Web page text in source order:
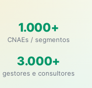
1.000+
CNAEs / segmentos
3.000+
gestores e consultores